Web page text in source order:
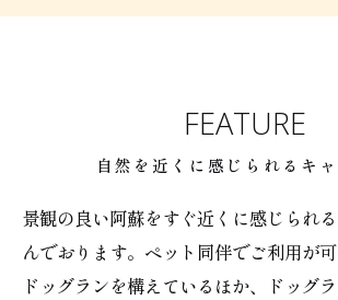
自然を近くに感じられるキ
FEATURE
景観の良い阿蘇をすぐ近くに感じられ
んでおります。ペット同伴でご利用が
ドッグランを構えているほか、ドッグ